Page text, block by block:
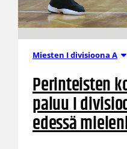
Miesten I divisioona A
Perinteisten
paluu I
edessä